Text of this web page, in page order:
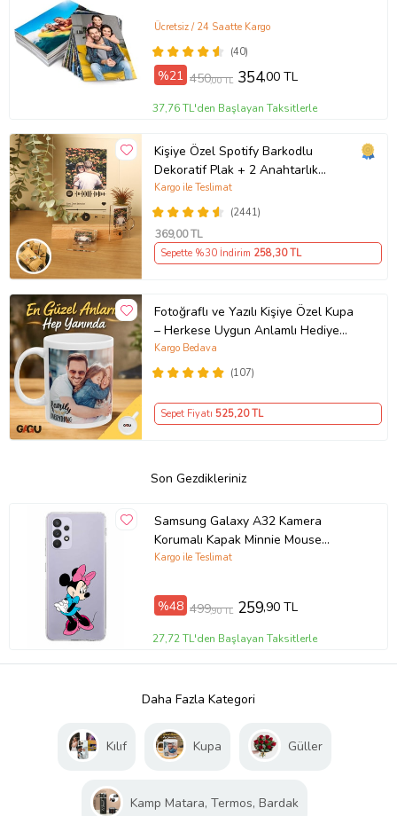
(40)
Ücretsiz / 24 Saatte Kargo
%21 450,00 TL 354,00 TL
37,76 TL'den Başlayan Taksitlerle
Kişiye Özel Spotify Barkodlu
Dekoratif Plak + 2 Anahtarlık
Babaya Anneye Sevgiliye Arkadaşa
Hediye
(2441)
Kargo ile Teslimat
369,00 TL
Sepette %30 İndirim 258,30 TL
Fotoğraflı ve Yazılı Kişiye Özel Kupa
– Herkese Uygun Anlamlı Hediye
Porselen Baskılı Kupa (Beyaz)
(107)
Kargo Bedava
Sepet Fiyatı 525,20 TL
Son Gezdikleriniz
Samsung Galaxy A32 Kamera
Korumalı Kapak Minnie Mouse
Tasarımlı Şeffaf Kılıf
Kargo ile Teslimat
%48 499,90 TL 259,90 TL
27,72 TL'den Başlayan Taksitlerle
Daha Fazla Kategori
Kılıf Kupa Güller
Kamp Matara, Termos, Bardak